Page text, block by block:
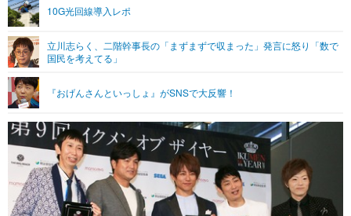
グラビア
ショッピング
ライフTOP
その他
リリース一覧
プッシュ通知の停止方法
10G光回線導入レポ
立川志らく、二階幹事長の「まずまずで収まった」発言に怒り「数で
国民を考えてる」
『おげんさんといっしょ』がSNSで大反響！